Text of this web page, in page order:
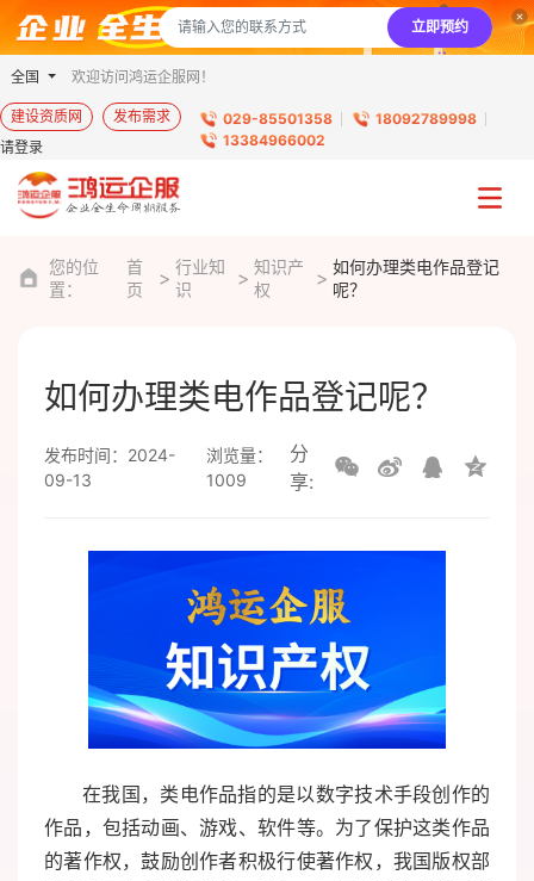
立即预约
全国 欢迎访问鸿运企服网！
建设资质网
发布需求
请登录
029-85501358
18092789998
13384966002
您的位
置：
首
页
行业知
识
知识产
权
如何办理类电作品登记
呢？
如何办理类电作品登记呢？
发布时间：2024-
09-13
浏览量：
1009
分
享:
在我国，类电作品指的是以数字技术手段创作的
作品，包括动画、游戏、软件等。为了保护这类作品
的著作权，鼓励创作者积极行使著作权，我国版权部